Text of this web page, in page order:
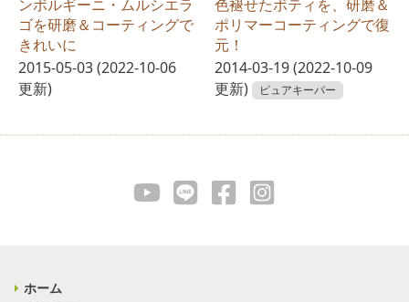
ンボルギーニ・ムルシエラ
ゴを研磨＆コーティングで
きれいに
2015-05-03(2022-10-06
更新)
色褪せたボティを、研磨＆
ポリマーコーティングで復
元！
2014-03-19(2022-10-09
更新)
ピュアキーパー
ホーム